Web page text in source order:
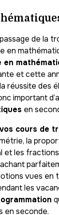
de la
en
en
et cette
réussite des
important
en
cours de
la
et les
vues en
les
en seconde.